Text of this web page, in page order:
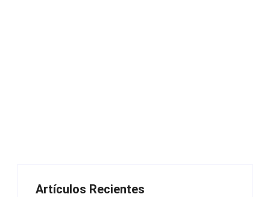
Artículos Recientes